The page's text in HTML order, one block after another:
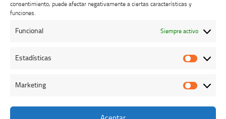
consentimiento, puede afectar negativamente a ciertas características y
funciones.
Funcional Siempre activo
Estadísticas
Marketing
Buzón de dudas, quejas y sugerencias